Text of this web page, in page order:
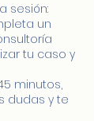
sesión:
un
tu caso y
minutos,
dudas y te